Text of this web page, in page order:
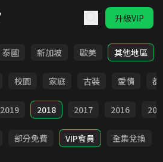
升級VIP
泰國 新加坡 歐美 其他地區
校園 家庭 古裝 愛情 都
2019 2018 2017 2016
部分免費 VIP會員 全集兌換